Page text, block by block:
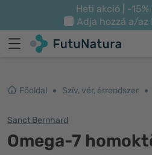
Heti akció | -
Adja hozzá a/az
Főoldal Szív, vér, érrendszer
Sanct Bernhard
Omega-7